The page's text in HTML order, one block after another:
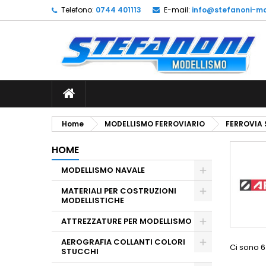
Telefono: 0744 401113 E-mail: info@stefanoni-
Home MODELLISMO FERROVIARIO FERROVIA
HOME
MODELLISMO NAVALE
MATERIALI PER COSTRUZIONI
MODELLISTICHE
ATTREZZATURE PER MODELLISMO
AEROGRAFIA COLLANTI COLORI
STUCCHI
Ci sono